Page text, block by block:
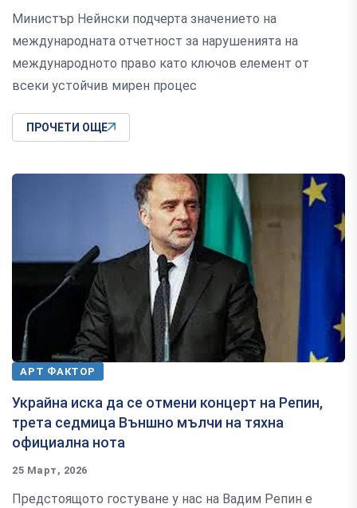
Министър Нейнски подчерта значението на
международната отчетност за нарушенията на
международното право като ключов елемент от
всеки устойчив мирен процес
ПРОЧЕТИ ОЩЕ
АРТ ФАКТОР
Украйна иска да се отмени концерт на Репин,
трета седмица Външно мълчи на тяхна
официална нота
25 Март, 2026
Предстоящото гостуване у нас на Вадим Репин е